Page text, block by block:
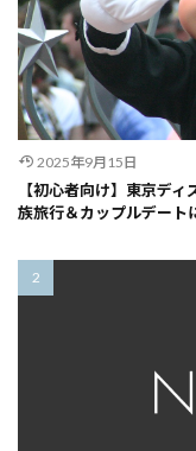
2025年9月15日
【初心者向け】東京デ
族旅行＆カップルデート